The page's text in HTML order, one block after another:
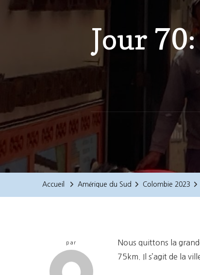
Jour
Accueil Amérique du Sud Colombie 2023
par
Nous quittons la
75km. Il s’agit de la